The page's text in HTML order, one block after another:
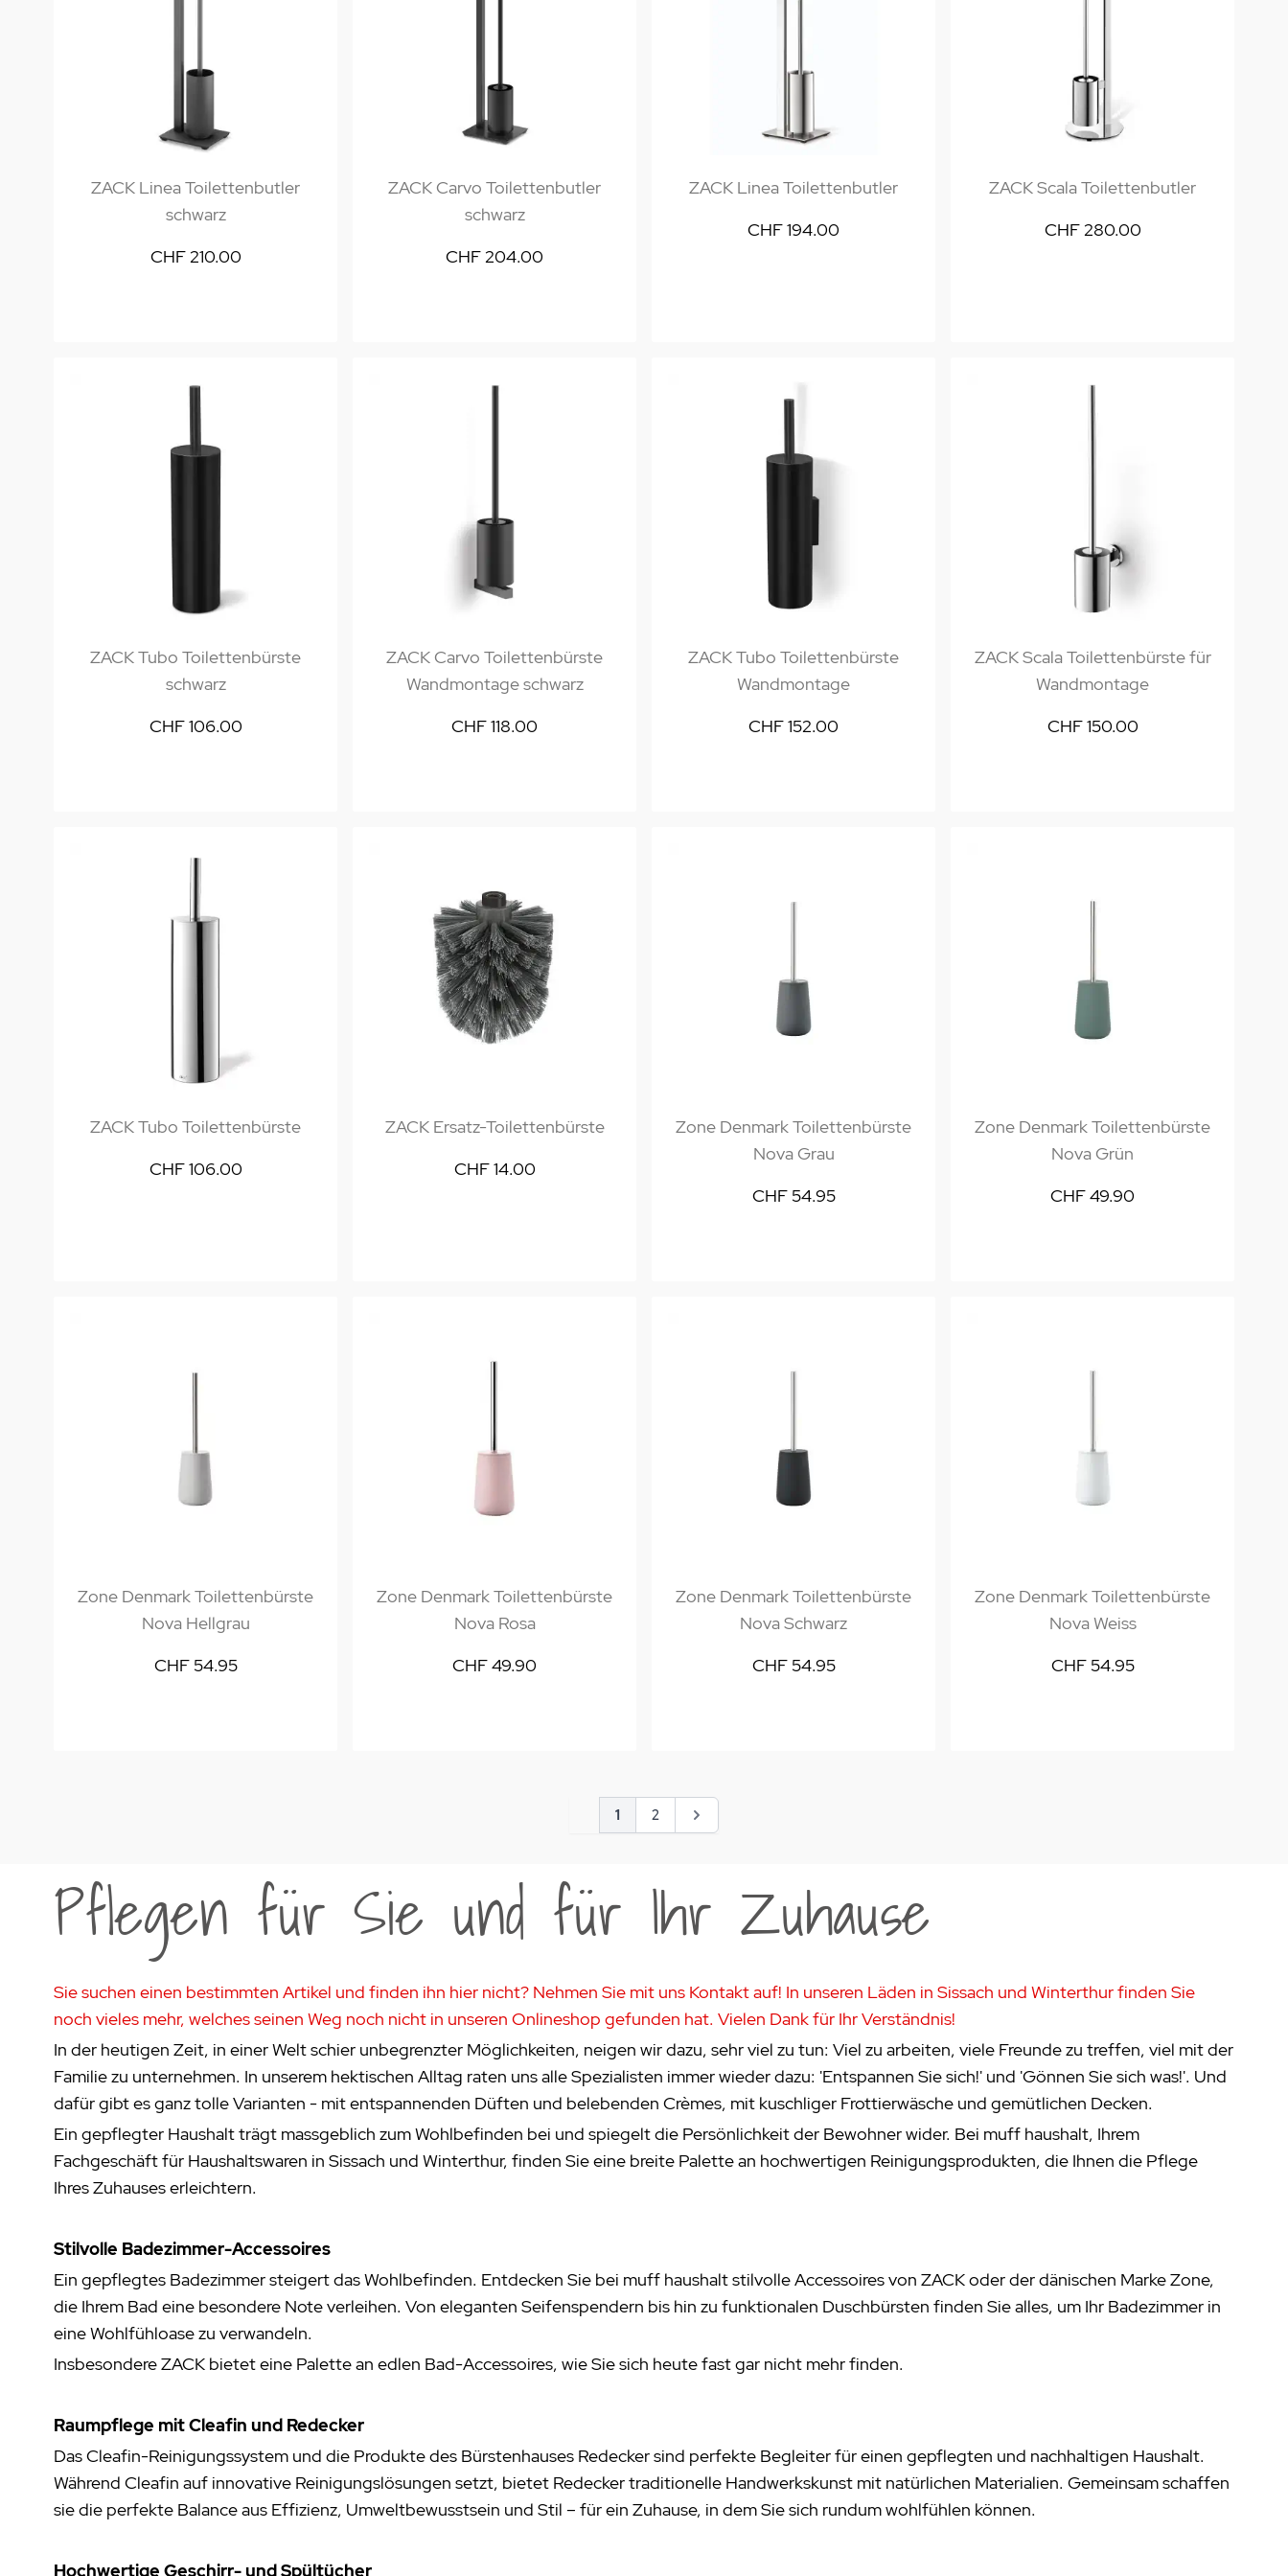
ZACK Linea Toilettenbutler
schwarz
CHF 210.00
ZACK Carvo Toilettenbutler
schwarz
CHF 204.00
ZACK Linea Toilettenbutler
CHF 194.00
ZACK Scala Toilettenbutler
CHF 280.00
ZACK Tubo Toilettenbürste
schwarz
CHF 106.00
ZACK Carvo Toilettenbürste
Wandmontage schwarz
CHF 118.00
ZACK Tubo Toilettenbürste
Wandmontage
CHF 152.00
ZACK Scala Toilettenbürste für
Wandmontage
CHF 150.00
ZACK Tubo Toilettenbürste
CHF 106.00
ZACK Ersatz-Toilettenbürste
CHF 14.00
Zone Denmark Toilettenbürste
Nova Grau
CHF 54.95
Zone Denmark Toilettenbürste
Nova Grün
CHF 49.90
Zone Denmark Toilettenbürste
Nova Hellgrau
CHF 54.95
Zone Denmark Toilettenbürste
Nova Rosa
CHF 49.90
Zone Denmark Toilettenbürste
Nova Schwarz
CHF 54.95
Zone Denmark Toilettenbürste
Nova Weiss
CHF 54.95
Seite
Sie lesen gerade Seite
1 Seite
2 Seite
Pflegen für Sie und für Ihr Zuhause
Sie suchen einen bestimmten Artikel und finden ihn hier nicht? Nehmen Sie mit uns Kontakt auf! In unseren Läden in Sissach und Winterthur finden Sie
noch vieles mehr, welches seinen Weg noch nicht in unseren Onlineshop gefunden hat. Vielen Dank für Ihr Verständnis!
In der heutigen Zeit, in einer Welt schier unbegrenzter Möglichkeiten, neigen wir dazu, sehr viel zu tun: Viel zu arbeiten, viele Freunde zu treffen, viel mit der
Familie zu unternehmen. In unserem hektischen Alltag raten uns alle Spezialisten immer wieder dazu: 'Entspannen Sie sich!' und 'Gönnen Sie sich was!'. Und
dafür gibt es ganz tolle Varianten - mit entspannenden Düften und belebenden Crèmes, mit kuschliger Frottierwäsche und gemütlichen Decken.
Ein gepflegter Haushalt trägt massgeblich zum Wohlbefinden bei und spiegelt die Persönlichkeit der Bewohner wider. Bei muff haushalt, Ihrem
Fachgeschäft für Haushaltswaren in Sissach und Winterthur, finden Sie eine breite Palette an hochwertigen Reinigungsprodukten, die Ihnen die Pflege
Ihres Zuhauses erleichtern.
Stilvolle Badezimmer-Accessoires
Ein gepflegtes Badezimmer steigert das Wohlbefinden. Entdecken Sie bei muff haushalt stilvolle Accessoires von ZACK oder der dänischen Marke Zone,
die Ihrem Bad eine besondere Note verleihen. Von eleganten Seifenspendern bis hin zu funktionalen Duschbürsten finden Sie alles, um Ihr Badezimmer in
eine Wohlfühloase zu verwandeln.
Insbesondere ZACK bietet eine Palette an edlen Bad-Accessoires, wie Sie sich heute fast gar nicht mehr finden.
Raumpflege mit Cleafin und Redecker
Das Cleafin-Reinigungssystem und die Produkte des Bürstenhauses Redecker sind perfekte Begleiter für einen gepflegten und nachhaltigen Haushalt.
Während Cleafin auf innovative Reinigungslösungen setzt, bietet Redecker traditionelle Handwerkskunst mit natürlichen Materialien. Gemeinsam schaffen
sie die perfekte Balance aus Effizienz, Umweltbewusstsein und Stil – für ein Zuhause, in dem Sie sich rundum wohlfühlen können.
Hochwertige Geschirr- und Spültücher